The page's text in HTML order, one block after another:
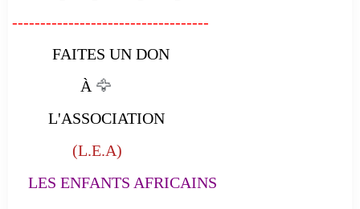
-----------------------------------
FAITES UN DON
À 🦅
L'ASSOCIATION
(L.E.A)
LES ENFANTS AFRICAINS